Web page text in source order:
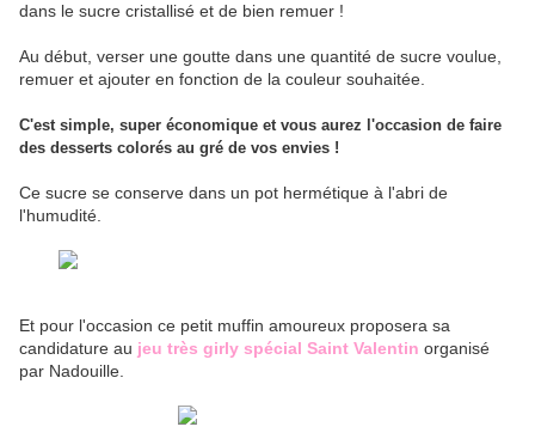
dans le sucre cristallisé et de bien remuer !
Au début, verser une goutte dans une quantité de sucre voulue,
remuer et ajouter en fonction de la couleur souhaitée.
C'est simple, super économique et vous aurez l'occasion de faire
des desserts colorés au gré de vos envies !
Ce sucre se conserve dans un pot hermétique à l'abri de
l'humudité.
Et pour l'occasion ce petit muffin amoureux proposera sa
candidature au jeu très girly spécial Saint Valentin organisé
par Nadouille.